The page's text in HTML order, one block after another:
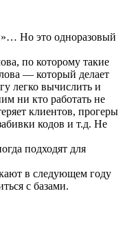
Но это одноразовый
по которому такие
— который делает
легко вычислить и
ни кто работать не
клиентов, прогеры
кодов и т.д. Не
подходят для
в следующем году
с базами.